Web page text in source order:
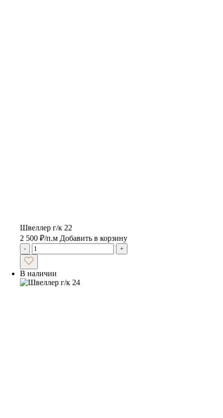
Швеллер г/к 22
2 500 ₽/п.м Добавить в корзину
- +
В наличии